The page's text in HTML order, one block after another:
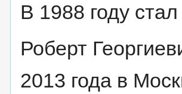
В 1988 году
Роберт
2013 года в